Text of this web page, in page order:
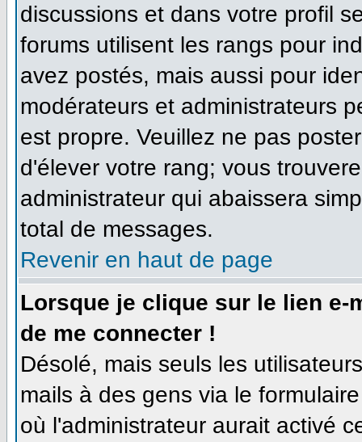
discussions et dans votre profil
forums utilisent les rangs pour
avez postés, mais aussi pour
modérateurs et administrateurs
est propre. Veuillez ne pas
d'élever votre rang; vous
administrateur qui abaissera
total de messages.
Revenir en haut de page
Lorsque je clique sur le lien e-
de me connecter !
Désolé, mais seuls les
mails à des gens via le
où l'administrateur aurait activé